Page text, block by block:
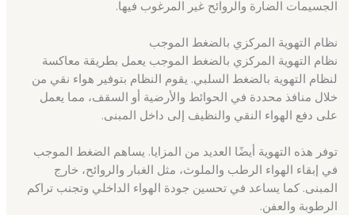
الجسيمات الضارة والروائح غير المرغوب فيها.
نظام التهوية المركزي بالضغط الموجب
نظام التهوية المركزي بالضغط الموجب يعمل بطريقة معاكسة
لنظام التهوية بالضغط السلبي. يقوم النظام بتوفير هواء نقي من
خلال منافذ محددة في الحوائط والأرضية أو السقف، مما يعمل
على دفع الهواء النقي والنظيف إلى داخل المبنى.
توفر هذه التهوية أيضًا العديد من المزايا. يساهم الضغط الموجب
في إبقاء الهواء الرطب والملوث، مثل الغبار والروائح، خارج
المبنى. كما يساعد في تحسين جودة الهواء الداخلي وتجنب تراكم
الرطوبة والعفن.